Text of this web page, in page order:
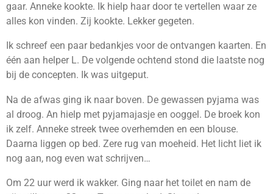
gaar. Anneke kookte. Ik hielp haar door te vertellen waar ze
alles kon vinden. Zij kookte. Lekker gegeten.
Ik schreef een paar bedankjes voor de ontvangen kaarten. En
één aan helper L. De volgende ochtend stond die laatste nog
bij de concepten. Ik was uitgeput.
Na de afwas ging ik naar boven. De gewassen pyjama was
al droog. An hielp met pyjamajasje en ooggel. De broek kon
ik zelf. Anneke streek twee overhemden en een blouse.
Daarna liggen op bed. Zere rug van moeheid. Het licht liet ik
nog aan, nog even wat schrijven…
Om 22 uur werd ik wakker. Ging naar het toilet en nam de